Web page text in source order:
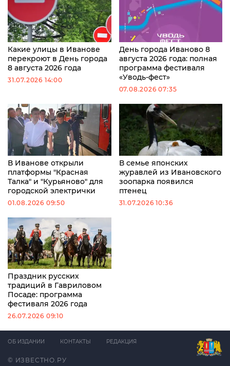
Какие улицы в Иванове
перекроют в День города
8 августа 2026 года
31.07.2026 14:00
День города Иваново 8
августа 2026 года: полная
программа фестиваля
«Уводь-фест»
07.08.2026 07:35
В Иванове открыли
платформы "Красная
Талка" и "Курьяново" для
городской электрички
01.08.2026 09:50
В семье японских
журавлей из Ивановского
зоопарка появился
птенец
31.07.2026 10:36
Праздник русских
традиций в Гавриловом
Посаде: программа
фестиваля 2026 года
26.07.2026 09:10
© ИЗВЕСТНО.РУ
ОБ ИЗДАНИИ КОНТАКТЫ РЕДАКЦИЯ